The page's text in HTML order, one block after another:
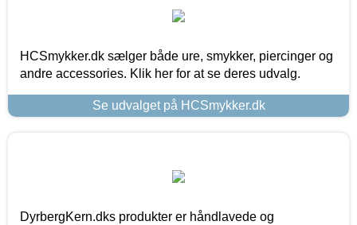
HCSmykker.dk sælger både ure, smykker, piercinger og
andre accessories. Klik her for at se deres udvalg.
Se udvalget på HCSmykker.dk
DyrbergKern.dks produkter er håndlavede og